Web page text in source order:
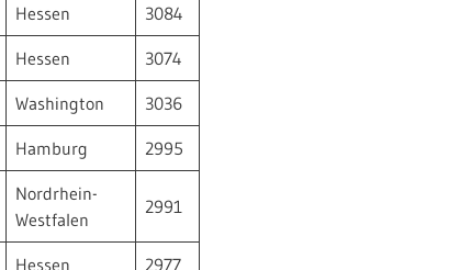
Hessen 3084
Hessen 3074
Washington 3036
Hamburg 2995
Nordrhein-
Westfalen
2991
Hessen 2977